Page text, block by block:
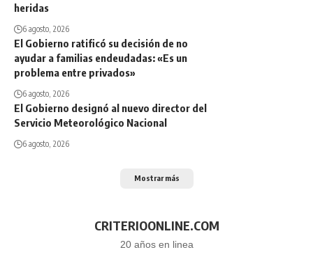
heridas
6 agosto, 2026
El Gobierno ratificó su decisión de no
ayudar a familias endeudadas: «Es un
problema entre privados»
6 agosto, 2026
El Gobierno designó al nuevo director del
Servicio Meteorológico Nacional
6 agosto, 2026
Mostrar más
CRITERIOONLINE.COM
20 años en linea